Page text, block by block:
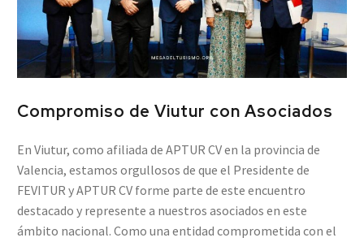
Compromiso de Viutur con Asociados
En Viutur, como afiliada de APTUR CV en la provincia de
Valencia, estamos orgullosos de que el Presidente de
FEVITUR y APTUR CV forme parte de este encuentro
destacado y represente a nuestros asociados en este
ámbito nacional. Como una entidad comprometida con el